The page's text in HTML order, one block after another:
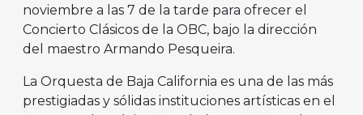
noviembre a las 7 de la tarde para ofrecer el
Concierto Clásicos de la OBC, bajo la dirección
del maestro Armando Pesqueira.
La Orquesta de Baja California es una de las más
prestigiadas y sólidas instituciones artísticas en el